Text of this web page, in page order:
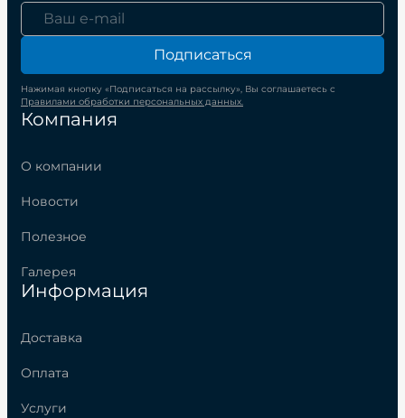
Компания
О компании
Новости
Полезное
Галерея
Информация
Доставка
Оплата
Услуги
Подписаться
Нажимая кнопку «Подписаться на рассылку», Вы соглашаетесь с
Правилами обработки персональных данных.